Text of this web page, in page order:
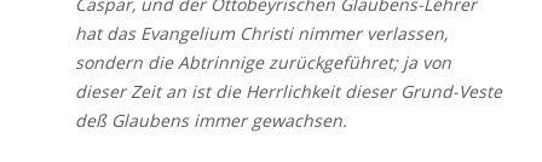
hat das Evangelium Christi nimmer verlassen,
sondern die Abtrinnige zurückgeführet; ja von
dieser Zeit an ist die Herrlichkeit dieser Grund-Veste
deß Glaubens immer gewachsen.